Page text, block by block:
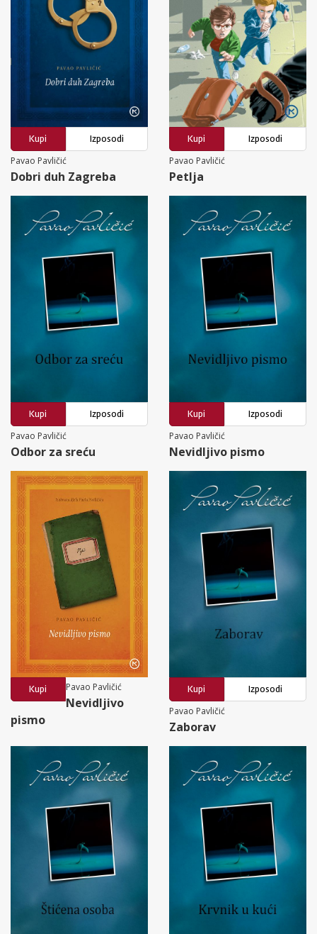
Kupi
Izposodi
Pavao Pavličić
Dobri duh Zagreba
Kupi
Izposodi
Pavao Pavličić
Petlja
Kupi
Izposodi
Pavao Pavličić
Odbor za sreću
Kupi
Izposodi
Pavao Pavličić
Nevidljivo pismo
Kupi Pavao Pavličić
Nevidljivo
pismo
Kupi
Izposodi
Pavao Pavličić
Zaborav